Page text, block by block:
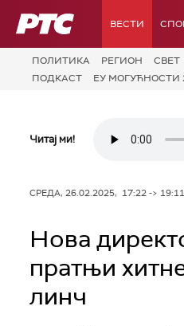
РТС ВЕСТИ
ПОЛИТИКА РЕГИОН СВЕТ
ПОДКАСТ
ЕУ МОГУЋНОСТИ
Читај ми!
СРЕДА, 26.02.2025, 17:22 -> 19:11
Нова
пратњи
линч